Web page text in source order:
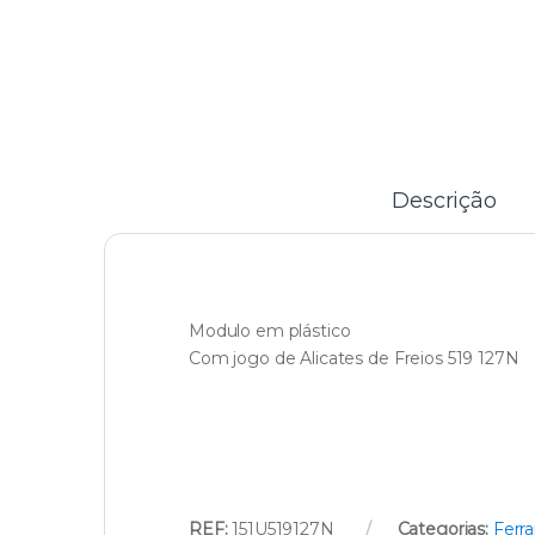
Descrição
Modulo em plástico
Com jogo de Alicates de Freios 519 127N
REF:151U519127N Categorias: